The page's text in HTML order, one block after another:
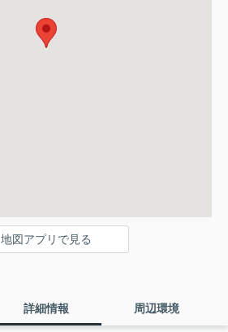
地図アプリで見る
詳細情報 周辺環境